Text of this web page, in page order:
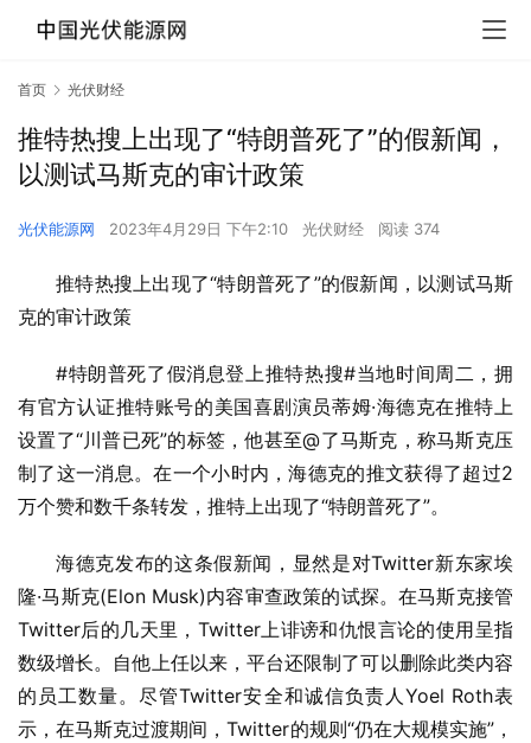
首页 光伏财经
推特热搜上出现了“特朗普死了”的假新闻，
以测试马斯克的审计政策
光伏能源网 2023年4月29日 下午2:10 光伏财经 阅读 374
推特热搜上出现了“特朗普死了”的假新闻，以测试马斯
克的审计政策
#特朗普死了假消息登上推特热搜#当地时间周二，拥
有官方认证推特账号的美国喜剧演员蒂姆·海德克在推特上
设置了“川普已死”的标签，他甚至@了马斯克，称马斯克压
制了这一消息。在一个小时内，海德克的推文获得了超过2
万个赞和数千条转发，推特上出现了“特朗普死了”。
海德克发布的这条假新闻，显然是对Twitter新东家埃
隆·马斯克(Elon Musk)内容审查政策的试探。在马斯克接管
Twitter后的几天里，Twitter上诽谤和仇恨言论的使用呈指
数级增长。自他上任以来，平台还限制了可以删除此类内容
的员工数量。尽管Twitter安全和诚信负责人Yoel Roth表
示，在马斯克过渡期间，Twitter的规则“仍在大规模实施”，